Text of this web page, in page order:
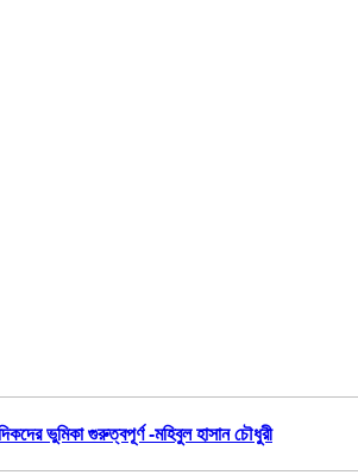
ভুমিকা গুরুত্বপূর্ণ -মহিবুল হাসান চৌধুরী